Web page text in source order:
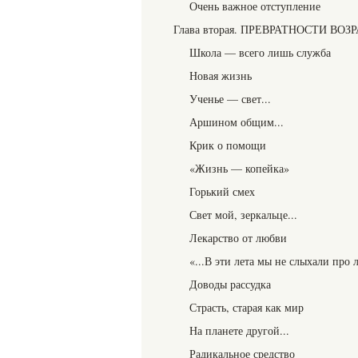
Очень важное отступление
Глава вторая. ПРЕВРАТНОСТИ
Школа — всего лишь служба
Новая жизнь
Ученье — свет...
Аршином общим...
Крик о помощи
«Жизнь — копейка»
Горький смех
Свет мой, зеркальце...
Лекарство от любви
«...В эти лета мы не слыхали про
Доводы рассудка
Страсть, старая как мир
На планете другой...
Радикальное средство